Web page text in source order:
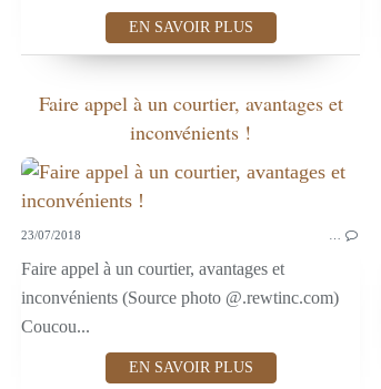
EN SAVOIR PLUS
Faire appel à un courtier, avantages et
inconvénients !
23/07/2018
Faire appel à un courtier, avantages et
inconvénients (Source photo @.rewtinc.com)
Coucou...
EN SAVOIR PLUS